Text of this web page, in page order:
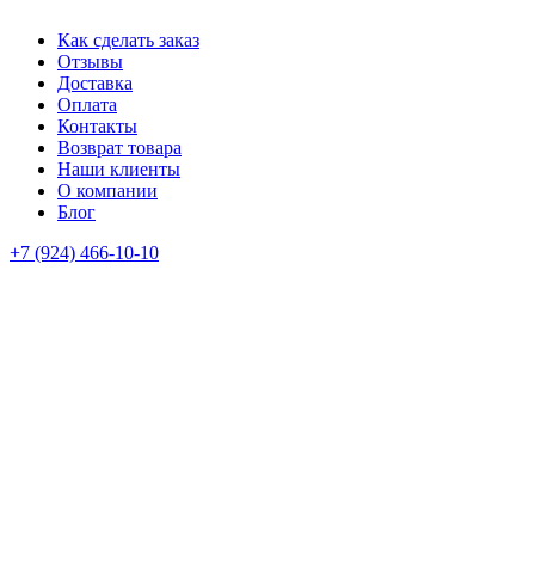
Как сделать заказ
Отзывы
Доставка
Оплата
Контакты
Возврат товара
Наши клиенты
О компании
Блог
+7 (924) 466-10-10